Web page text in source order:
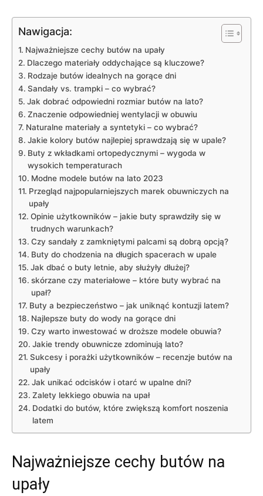
Nawigacja:
Najważniejsze cechy⁤ butów na upały
Dlaczego materiały oddychające są ​kluczowe?
Rodzaje butów idealnych ​na gorące dni
Sandały vs. trampki – co wybrać?
Jak dobrać odpowiedni rozmiar ‌butów na lato?
Znaczenie odpowiedniej‍ wentylacji ⁣w ​obuwiu
Naturalne⁢ materiały a syntetyki – co wybrać?
Jakie kolory butów najlepiej sprawdzają się w upale?
Buty z wkładkami ortopedycznymi – wygoda w
wysokich temperaturach
Modne modele ⁢butów na lato‌ 2023
Przegląd najpopularniejszych marek obuwniczych na⁣
upały
Opinie ‍użytkowników – jakie buty sprawdziły się w
⁤trudnych warunkach?
Czy ‌sandały z⁣ zamkniętymi palcami⁣ są dobrą opcją?
Buty do chodzenia na ​długich spacerach w upale
Jak dbać o buty ⁤letnie, aby służyły‌ dłużej?
skórzane czy materiałowe – które buty wybrać na
upał?
Buty a bezpieczeństwo – jak uniknąć kontuzji latem?
Najlepsze⁤ buty do wody ⁢na gorące⁢ dni
Czy warto inwestować w​ droższe modele ⁣obuwia?
Jakie ⁣trendy obuwnicze‍ zdominują lato?
Sukcesy i porażki użytkowników –‌ recenzje butów‍ na
upały
Jak⁣ unikać odcisków i‌ otarć w⁤ upalne ⁢dni?
Zalety lekkiego ⁤obuwia na upał
Dodatki do ⁣butów,⁢ które zwiększą komfort noszenia
latem
Najważniejsze cechy⁤ butów na
upały